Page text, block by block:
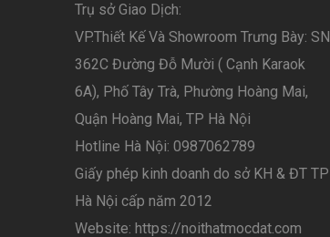
Trụ sở Giao Dịch:
VP.Thiết Kế Và Showroom Trưng Bày: SN
362C Đường Đỗ Mười ( Cạnh Karaok
6A), Phố Tây Trà, Phường Hoàng Mai,
Quận Hoàng Mai, TP Hà Nội
Hotline Hà Nội: 0987062789
Giấy phép kinh doanh do sở KH & ĐT TP
Hà Nội cấp năm 2012
Website: https://noithatmocdat.com